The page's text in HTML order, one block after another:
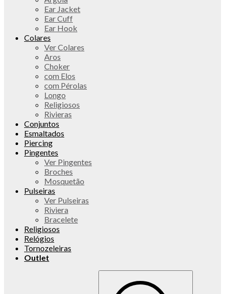
Ear Jacket
Ear Cuff
Ear Hook
Colares
Ver Colares
Aros
Choker
com Elos
com Pérolas
Longo
Religiosos
Rivieras
Conjuntos
Esmaltados
Piercing
Pingentes
Ver Pingentes
Broches
Mosquetão
Pulseiras
Ver Pulseiras
Riviera
Bracelete
Religiosos
Relógios
Tornozeleiras
Outlet